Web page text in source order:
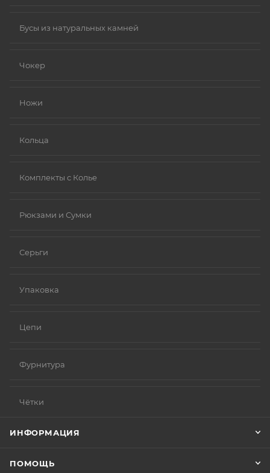
Бусы из натуральных камней
Чокер
Ножи
Кольца
Комплекты с Колье
Рюкзами и Сумки
Серьги
Упаковка
Цепи
Фурнитура
Чётки
ИНФОРМАЦИЯ
ПОМОЩЬ